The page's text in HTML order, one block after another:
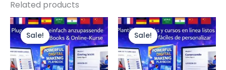
Related products
Sale!
Sale!
Original
price
was:
$147.00.
Current
price
is:
$97.00.
Sale!
Sale!
Original
price
was:
$147.00.
Current
price
is:
$97.00.